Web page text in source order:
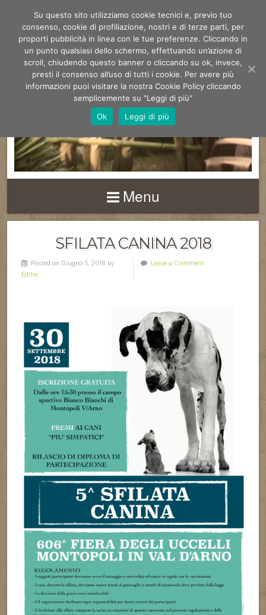
FIERA DEGLI
UCCELLI DI
MONTOPOLI V/A
Menu
SFILATA CANINA 2018
Posted on Giugno 5, 2018 by
Editor
Leave a Comment
Su questo sito utilizziamo cookie tecnici e, previo tuo
consenso, cookie di profiliazione, nostri e di terze parti, per
proporti pubblicità in linea con le tue preferenze. Cliccando in
un punto qualsiasi dello schermo, effettuando un’azione di
scroll, chiudendo questo banner o cliccando su ok, invece,
presti il consenso all’uso di tutti i cookie. Per avere più
informazioni puoi visitare la nostra Cookie Policy cliccando
semplicemente su "Leggi di più"
Ok
Leggi di più